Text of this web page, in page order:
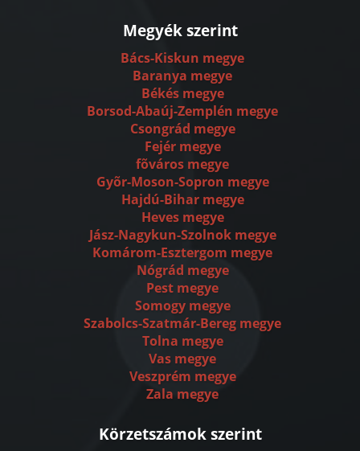
Megyék szerint
Bács-Kiskun megye
Baranya megye
Békés megye
Borsod-Abaúj-Zemplén megye
Csongrád megye
Fejér megye
fõváros megye
Gyõr-Moson-Sopron megye
Hajdú-Bihar megye
Heves megye
Jász-Nagykun-Szolnok megye
Komárom-Esztergom megye
Nógrád megye
Pest megye
Somogy megye
Szabolcs-Szatmár-Bereg megye
Tolna megye
Vas megye
Veszprém megye
Zala megye
Körzetszámok szerint